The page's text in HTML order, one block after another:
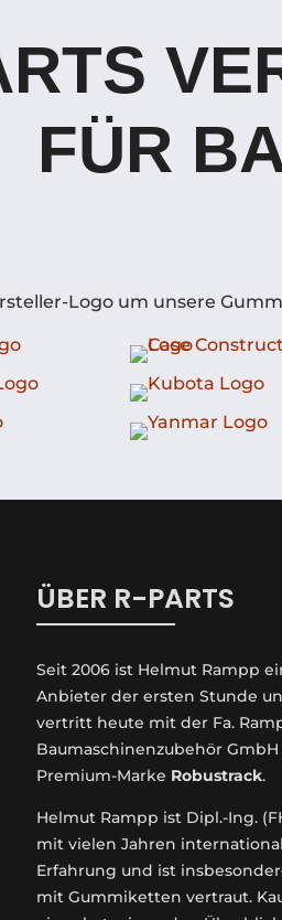
FÜR
Logo um unsere
ÜBER R-PARTS
Seit 2006 ist Helmut Rampp
An­bieter der ersten Stunde
vertritt heute mit der Fa.
Baumaschinenzubehör GmbH
Premium-Marke Robustrack.
Helmut Rampp ist Dipl.-Ing.
mit vielen Jahren
Erfahrung und ist
mit Gummiketten vertraut.